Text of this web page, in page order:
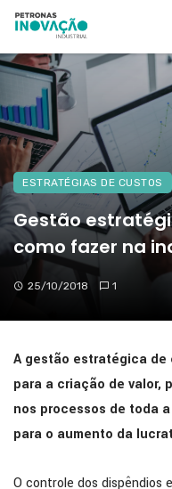
ESTRATÉGIAS DE CUSTOS
Gestão
como fazer na
25/10/2018 1
A gestão estratégica
para a criação de valor,
nos processos de toda
para o aumento da
O controle dos dispêndios